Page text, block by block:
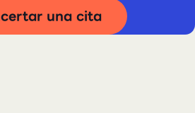
una cita